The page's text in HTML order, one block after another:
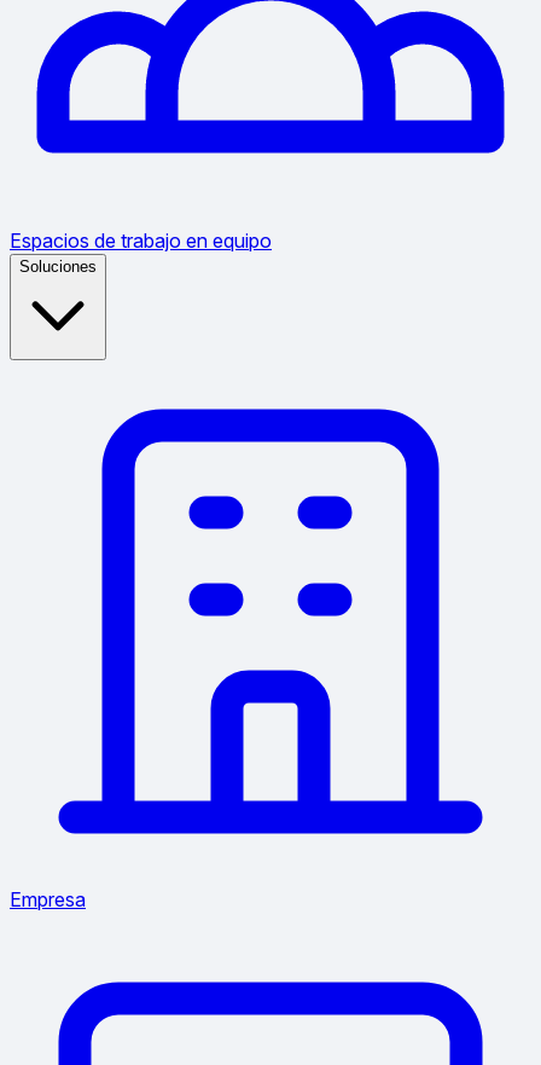
Espacios de trabajo en equipo
Soluciones
Empresa